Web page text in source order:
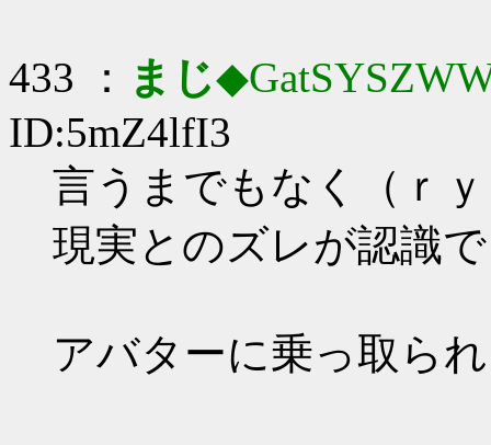
433 ： まじ
ID:5mZ4lfI3
言うまでもなく（ｒｙ
現実とのズレが認識
アバターに乗っ取ら